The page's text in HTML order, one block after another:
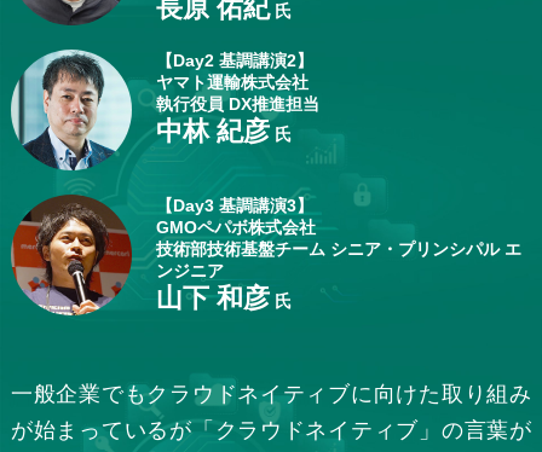
長原 佑紀氏
【Day2 基調講演2】
ヤマト運輸株式会社
執行役員 DX推進担当
中林 紀彦氏
【Day3 基調講演3】
GMOペパボ株式会社
技術部技術基盤チーム シニア・プリンシパル エ
ンジニア
山下 和彦氏
一般企業でもクラウドネイティブに向けた取り組み
が始まっているが「クラウドネイティブ」の言葉が